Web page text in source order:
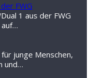
FWG
1 aus der FWG
auf…
junge Menschen,
und…